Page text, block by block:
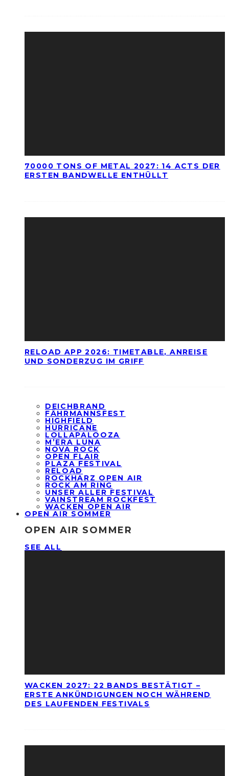
70000 TONS OF METAL 2027: 14 ACTS DER
ERSTEN BANDWELLE ENTHÜLLT
RELOAD APP 2026: TIMETABLE, ANREISE
UND SONDERZUG IM GRIFF
DEICHBRAND
FÄHRMANNSFEST
HIGHFIELD
HURRICANE
LOLLAPALOOZA
M’ERA LUNA
NOVA ROCK
OPEN FLAIR
PLAZA FESTIVAL
RELOAD
ROCKHARZ OPEN AIR
ROCK AM RING
UNSER ALLER FESTIVAL
VAINSTREAM ROCKFEST
WACKEN OPEN AIR
OPEN AIR SOMMER
OPEN AIR SOMMER
SEE ALL
WACKEN 2027: 22 BANDS BESTÄTIGT –
ERSTE ANKÜNDIGUNGEN NOCH WÄHREND
DES LAUFENDEN FESTIVALS